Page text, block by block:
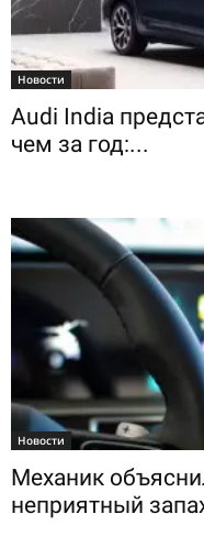
Новости
Audi India
чем за год:...
Новости
Механик
неприятный